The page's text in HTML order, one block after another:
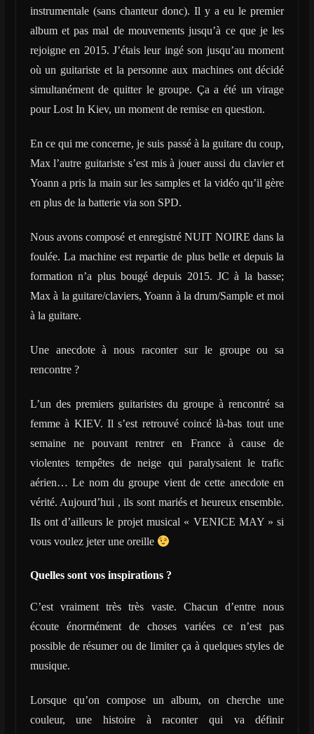
instrumentale (sans chanteur donc). Il y a eu le premier
album et pas mal de mouvements jusqu’à ce que je les
rejoigne en 2015. J’étais leur ingé son jusqu’au moment
où un guitariste et la personne aux machines ont décidé
simultanément de quitter le groupe. Ça a été un virage
pour Lost In Kiev, un moment de remise en question.
En ce qui me concerne, je suis passé à la guitare du coup,
Max l’autre guitariste s’est mis à jouer aussi du clavier et
Yoann a pris la main sur les samples et la vidéo qu’il gère
en plus de la batterie via son SPD.
Nous avons composé et enregistré NUIT NOIRE dans la
foulée. La machine est repartie de plus belle et depuis la
formation n’a plus bougé depuis 2015. JC à la basse;
Max à la guitare/claviers, Yoann à la drum/Sample et moi
à la guitare.
Une anecdote à nous raconter sur le groupe ou sa
rencontre ?
L’un des premiers guitaristes du groupe à rencontré sa
femme à KIEV. Il s’est retrouvé coincé là-bas tout une
semaine ne pouvant rentrer en France à cause de
violentes tempêtes de neige qui paralysaient le trafic
aérien… Le nom du groupe vient de cette anecdote en
vérité. Aujourd’hui , ils sont mariés et heureux ensemble.
Ils ont d’ailleurs le projet musical « VENICE MAY » si
vous voulez jeter une oreille
Quelles sont vos inspirations ?
C’est vraiment très très vaste. Chacun d’entre nous
écoute énormément de choses variées ce n’est pas
possible de résumer ou de limiter ça à quelques styles de
musique.
Lorsque qu’on compose un album, on cherche une
couleur, une histoire à raconter qui va définir